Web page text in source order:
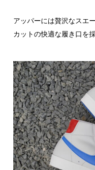
アッパーには贅沢なスエ
カットの快適な履き口を